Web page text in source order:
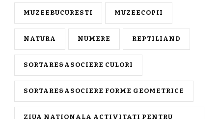
MUZEEBUCURESTI MUZEECOPII
NATURA NUMERE REPTILIAND
SORTARE&ASOCIERE CULORI
SORTARE&ASOCIERE FORME GEOMETRICE
ZIUA NATIONALA ACTIVITATI PENTRU